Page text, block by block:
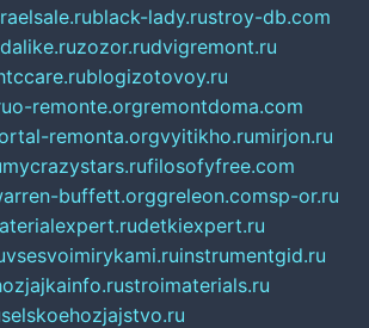
black-lady.rustroy-db.com
zozor.rudvigremont.ru
blogizotovoy.ru
o-remonte.orgremontdoma.com
remonta.orgvyitikho.rumirjon.ru
mycrazystars.rufilosofyfree.com
buffett.orggreleon.comsp-or.ru
detkiexpert.ru
vsesvoimirykami.ruinstrumentgid.ru
stroimaterials.ru
selskoehozjajstvo.ru